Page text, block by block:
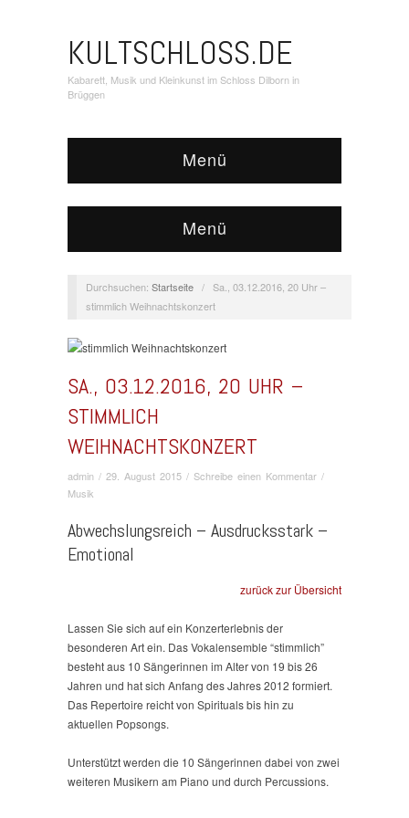
KULTSCHLOSS.DE
Kabarett, Musik und Kleinkunst im Schloss Dilborn in
Brüggen
Menü
Menü
Durchsuchen: Startseite / Sa., 03.12.2016, 20 Uhr –
stimmlich Weihnachtskonzert
SA., 03.12.2016, 20 UHR –
STIMMLICH
WEIHNACHTSKONZERT
admin / 29. August 2015 / Schreibe einen Kommentar /
Musik
Abwechslungsreich – Ausdrucksstark –
Emotional
zurück zur Übersicht
Lassen Sie sich auf ein Konzerterlebnis der
besonderen Art ein. Das Vokalensemble “stimmlich”
besteht aus 10 Sängerinnen im Alter von 19 bis 26
Jahren und hat sich Anfang des Jahres 2012 formiert.
Das Repertoire reicht von Spirituals bis hin zu
aktuellen Popsongs.
Unterstützt werden die 10 Sängerinnen dabei von zwei
weiteren Musikern am Piano und durch Percussions.